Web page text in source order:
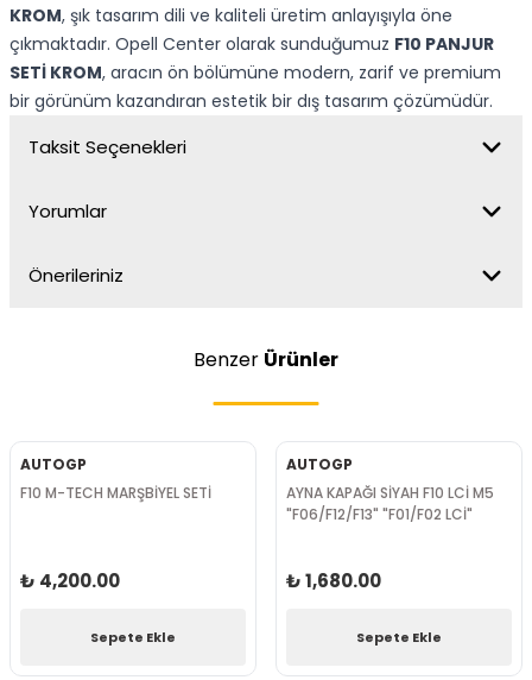
KROM, şık tasarım dili ve kaliteli üretim anlayışıyla öne
çıkmaktadır. Opell Center olarak sunduğumuz F10 PANJUR
SETİ KROM, aracın ön bölümüne modern, zarif ve premium
bir görünüm kazandıran estetik bir dış tasarım çözümüdür.
Taksit Seçenekleri
Yorumlar
Önerileriniz
Benzer Ürünler
AUTOGP
F10 M5 GÖRÜNÜM BODY KİT
₺ 37,380.00
Sepete Ekle
AUTOGP
F10 M-PERFORMANCE BAGAJ
SPOİLERİ
₺ 1,722.00
Sepete Ekle